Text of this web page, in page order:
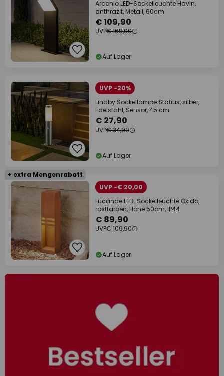
Arcchio LED-Sockelleuchte Havin,
anthrazit, Metall, 60cm
€ 109,90
UVP€ 169,90
Auf Lager
UVP -20%
Lindby Sockellampe Statius, silber,
Edelstahl, Sensor, 45 cm
€ 27,90
UVP€ 34,90
Auf Lager
+ extra Mengenrabatt
UVP -€ 20,00
Lucande LED-Sockelleuchte Oxido,
rostfarben, Höhe 50cm, IP44
€ 89,90
UVP€ 109,90
Auf Lager